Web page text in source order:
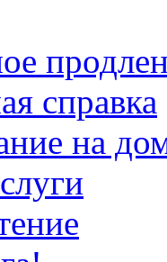
справка
на